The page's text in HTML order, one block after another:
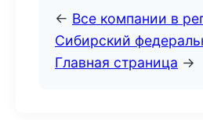
← Все компании в
Сибирский
Главная страница →